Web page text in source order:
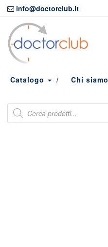
Skip
to
content
info@doctorclub.it
Catalogo Chi siamo
Products
search